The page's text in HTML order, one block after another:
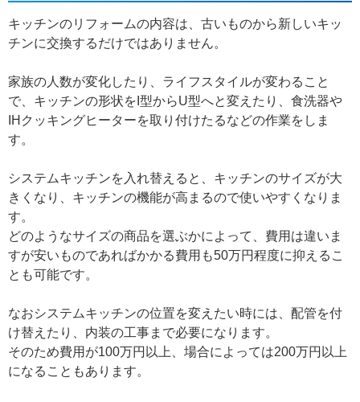
キッチンのリフォームの内容は、古いものから新しいキッ
チンに交換するだけではありません。
家族の人数が変化したり、ライフスタイルが変わること
で、キッチンの形状をI型からU型へと変えたり、食洗器や
IHクッキングヒーターを取り付けたるなどの作業をしま
す。
システムキッチンを入れ替えると、キッチンのサイズが大
きくなり、キッチンの機能が高まるので使いやすくなりま
す。
どのようなサイズの商品を選ぶかによって、費用は違いま
すが安いものであればかかる費用も50万円程度に抑えるこ
とも可能です。
なおシステムキッチンの位置を変えたい時には、配管を付
け替えたり、内装の工事まで必要になります。
そのため費用が100万円以上、場合によっては200万円以上
になることもあります。